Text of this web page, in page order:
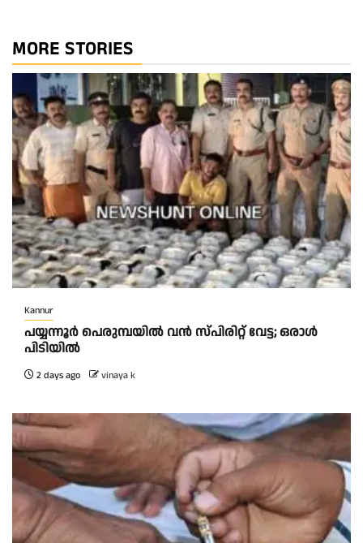
MORE STORIES
Kannur
പയ്യന്നൂർ പെരുമ്പയിൽ വൻ സ്‌പിരിറ്റ് വേട്ട; ഒരാൾ
പിടിയിൽ
2 days ago vinaya k